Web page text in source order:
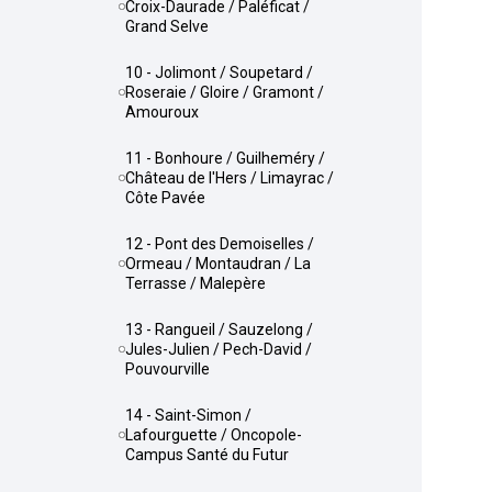
Croix-Daurade / Paléficat /
Grand Selve
10 - Jolimont / Soupetard /
Roseraie / Gloire / Gramont /
Amouroux
11 - Bonhoure / Guilheméry /
Château de l'Hers / Limayrac /
Côte Pavée
12 - Pont des Demoiselles /
Ormeau / Montaudran / La
Terrasse / Malepère
13 - Rangueil / Sauzelong /
Jules-Julien / Pech-David /
Pouvourville
14 - Saint-Simon /
Lafourguette / Oncopole-
Campus Santé du Futur